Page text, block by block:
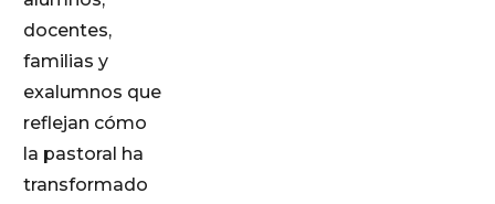
docentes,
familias y
exalumnos que
reflejan cómo
la pastoral ha
transformado